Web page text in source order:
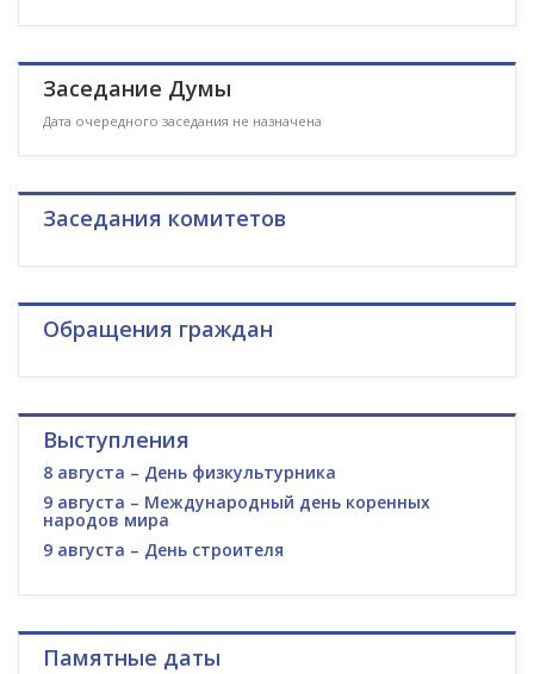
Заседание Думы
Дата очередного заседания не назначена
Заседания комитетов
Обращения граждан
Выступления
8 августа – День физкультурника
9 августа – Международный день коренных
народов мира
9 августа – День строителя
Памятные даты